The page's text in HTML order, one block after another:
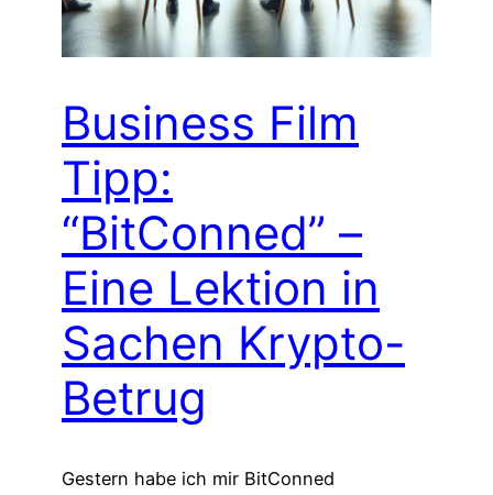
Business Film
Tipp:
“BitConned” –
Eine Lektion in
Sachen Krypto-
Betrug
Gestern habe ich mir BitConned